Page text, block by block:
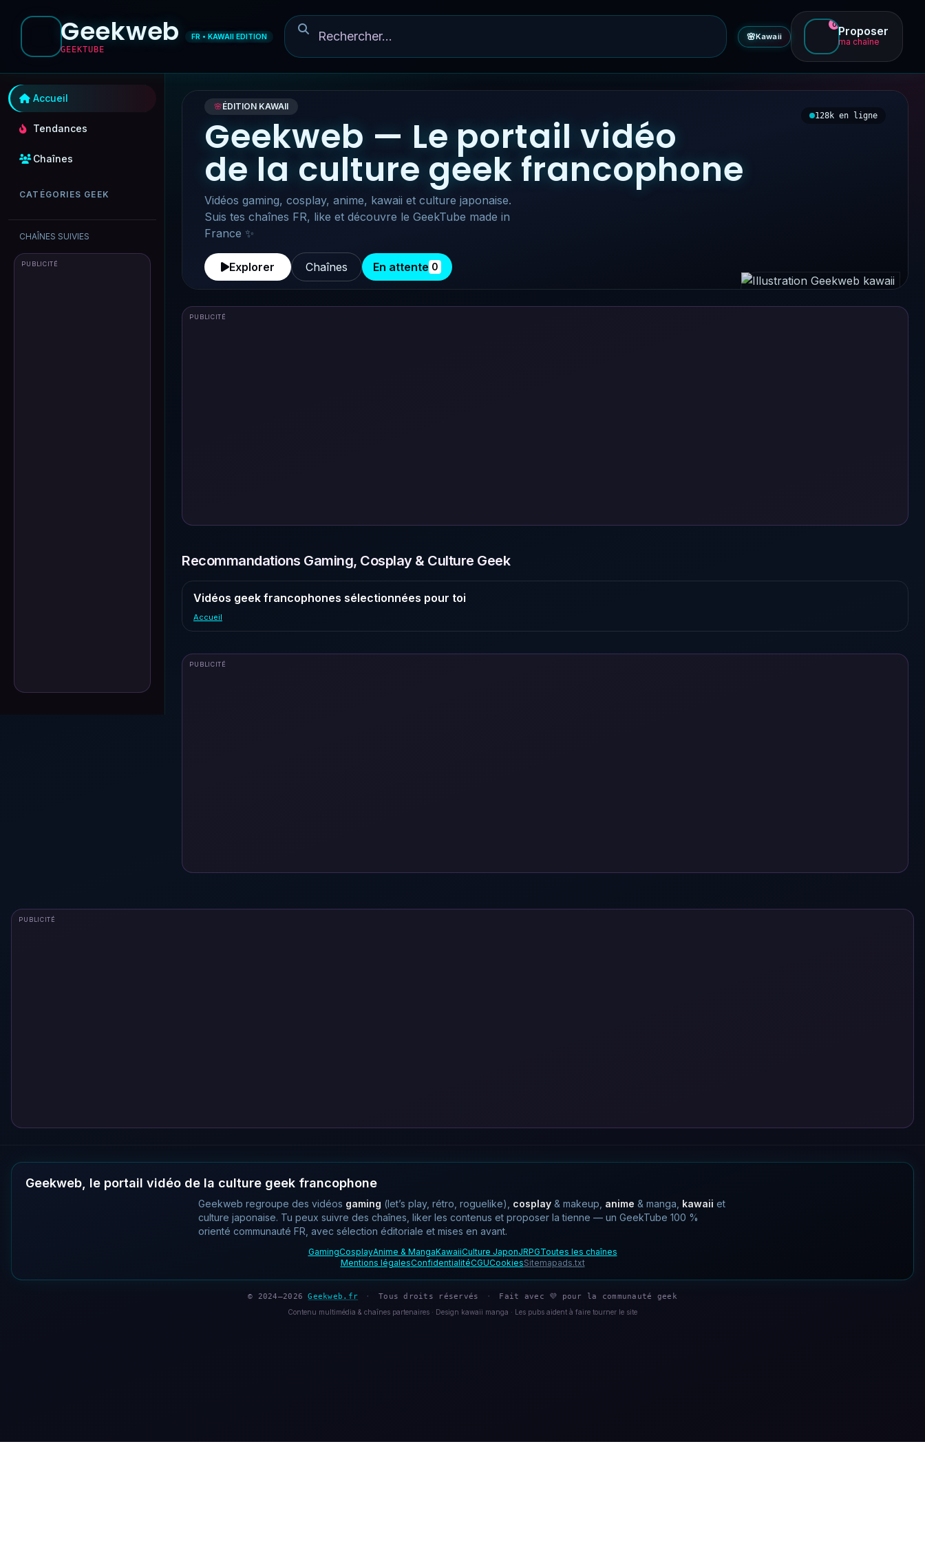
Geekweb
GEEKTUBE
FR • KAWAII EDITION 🌸Kawaii
0 Proposer
ma chaîne
Accueil
Tendances
Chaînes
CATÉGORIES GEEK
CHAÎNES SUIVIES
PUBLICITÉ
🌸ÉDITION KAWAII
Geekweb — Le portail vidéo
de la culture geek francophone
Vidéos gaming, cosplay, anime, kawaii et culture japonaise.
Suis tes chaînes FR, like et découvre le GeekTube made in
France ✨
Explorer Chaînes En attente 0
128k en ligne
PUBLICITÉ
Recommandations Gaming, Cosplay & Culture Geek
Vidéos geek francophones sélectionnées pour toi
Accueil
PUBLICITÉ
PUBLICITÉ
Geekweb, le portail vidéo de la culture geek francophone
Geekweb regroupe des vidéos gaming (let’s play, rétro, roguelike), cosplay & makeup, anime & manga, kawaii et
culture japonaise. Tu peux suivre des chaînes, liker les contenus et proposer la tienne — un GeekTube 100 %
orienté communauté FR, avec sélection éditoriale et mises en avant.
GamingCosplayAnime & MangaKawaiiCulture JaponJRPGToutes les chaînes
Mentions légalesConfidentialitéCGUCookiesSitemapads.txt
© 2024–2026Geekweb.fr · Tous droits réservés · Fait avec 💜 pour la communauté geek
Contenu multimédia & chaînes partenaires · Design kawaii manga · Les pubs aident à faire tourner le site